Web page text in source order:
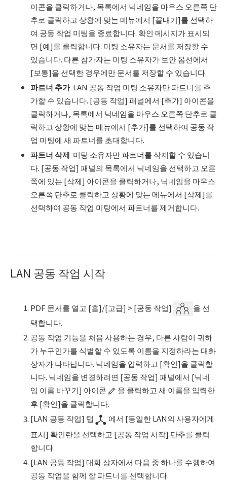
이콘을 클릭하거나, 목록에서 닉네임을 마우스 오른쪽 단
추로 클릭하고 상황에 맞는 메뉴에서 [끝내기]를 선택하
여 공동 작업 미팅을 종료합니다. 확인 메시지가 표시되
면 [예]를 클릭합니다. 미팅 소유자는 문서를 저장할 수
있습니다. 다른 참가자는 미팅 소유자가 보안 옵션에서
[보통]을 선택한 경우에만 문서를 저장할 수 있습니다.
파트너 추가 LAN 공동 작업 미팅 소유자만 파트너를 추
가할 수 있습니다. [공동 작업] 패널에서 [추가] 아이콘을
클릭하거나, 목록에서 닉네임을 마우스 오른쪽 단추로 클
릭하고 상황에 맞는 메뉴에서 [추가]를 선택하여 공동 작
업 미팅에 새 파트너를 초대합니다.
파트너 삭제 미팅 소유자만 파트너를 삭제할 수 있습니
다. [공동 작업] 패널의 목록에서 닉네임을 선택하고 오른
쪽에 있는 [삭제] 아이콘을 클릭하거나, 닉네임을 마우스
오른쪽 단추로 클릭하고 상황에 맞는 메뉴에서 [삭제]를
선택하여 공동 작업 미팅에서 파트너를 제거합니다.
LAN 공동 작업 시작
PDF 문서를 열고 [홈]/[고급] > [공동 작업]
을 선
택합니다.
공동 작업 기능을 처음 사용하는 경우, 다른 사람이 귀하
가 누구인가를 식별할 수 있도록 이름을 지정하라는 대화
상자가 나타납니다. 닉네임을 입력하고 [확인]을 클릭합
니다. 닉네임을 변경하려면 [공동 작업] 패널에서 [닉네
임 이름 바꾸기] 아이콘
을 클릭하고 새 이름을 입력한
후 [확인]을 클릭합니다.
[LAN 공동 작업] 탭
에서 [동일한 LAN의 사용자에게
표시] 확인란을 선택하고 [공동 작업 시작] 단추를 클릭
합니다.
[LAN 공동 작업] 대화 상자에서 다음 중 하나를 수행하여
공동 작업을 함께 할 파트너를 선택합니다.